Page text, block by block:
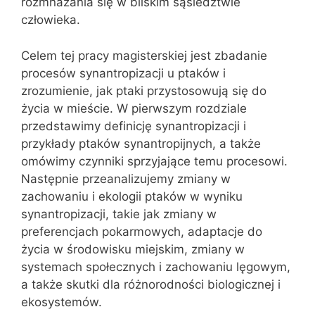
człowieka.
Celem tej pracy magisterskiej jest zbadanie
procesów synantropizacji u ptaków i
zrozumienie, jak ptaki przystosowują się do
życia w mieście. W pierwszym rozdziale
przedstawimy definicję synantropizacji i
przykłady ptaków synantropijnych, a także
omówimy czynniki sprzyjające temu procesowi.
Następnie przeanalizujemy zmiany w
zachowaniu i ekologii ptaków w wyniku
synantropizacji, takie jak zmiany w
preferencjach pokarmowych, adaptacje do
życia w środowisku miejskim, zmiany w
systemach społecznych i zachowaniu lęgowym,
a także skutki dla różnorodności biologicznej i
ekosystemów.